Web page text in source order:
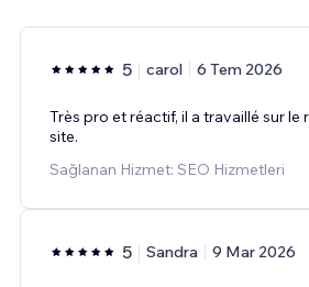
5 carol 6 Tem 2026
Très pro et réactif, il a travaillé sur
site.
Sağlanan Hizmet: SEO Hizmetleri
5 Sandra 9 Mar 2026